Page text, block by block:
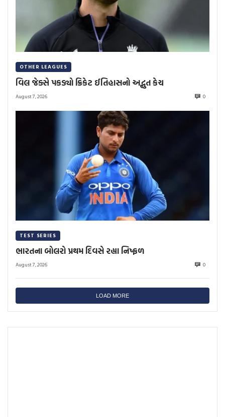
OTHER LEAGUES
વિલ જેક્સે પકડ્યો ક્રિકેટ ઈતિહાસનો અદ્ભુત કેચ
August 7, 2026 0
TEST SERIES
ભારતના બોલરો પ્રથમ દિવસે રહ્યા નિષ્ફળ
August 7, 2026 0
LOAD MORE